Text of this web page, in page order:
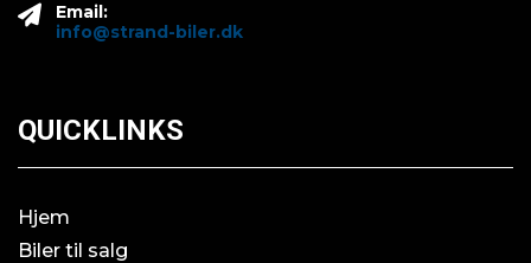
Email:
info@strand-biler.dk
QUICKLINKS
Hjem
Biler til salg